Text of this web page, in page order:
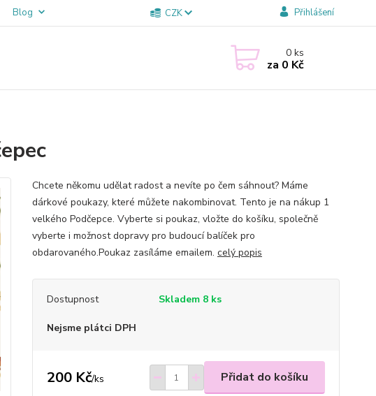
Blog CZK Přihlášení
0ks
za 0 Kč
Chcete někomu udělat radost a nevíte po čem sáhnout? Máme
dárkové poukazy, které můžete nakombinovat. Tento je na nákup 1
velkého Podčepce. Vyberte si poukaz, vložte do košíku, společně
vyberte i možnost dopravy pro budoucí balíček pro
obdarovaného.Poukaz zasíláme emailem. celý popis
Dostupnost Skladem 8 ks
Nejsme plátci DPH
200 Kč/ks Přidat do košíku